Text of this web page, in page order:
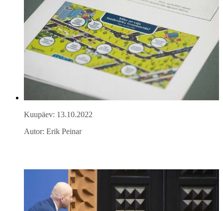
Kuupäev: 13.10.2022
Autor: Erik Peinar